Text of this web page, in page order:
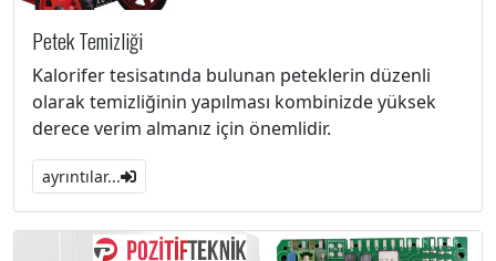
Petek Temizliği
Kalorifer tesisatında bulunan peteklerin düzenli
olarak temizliğinin yapılması kombinizde yüksek
derece verim almanız için önemlidir.
ayrıntılar...